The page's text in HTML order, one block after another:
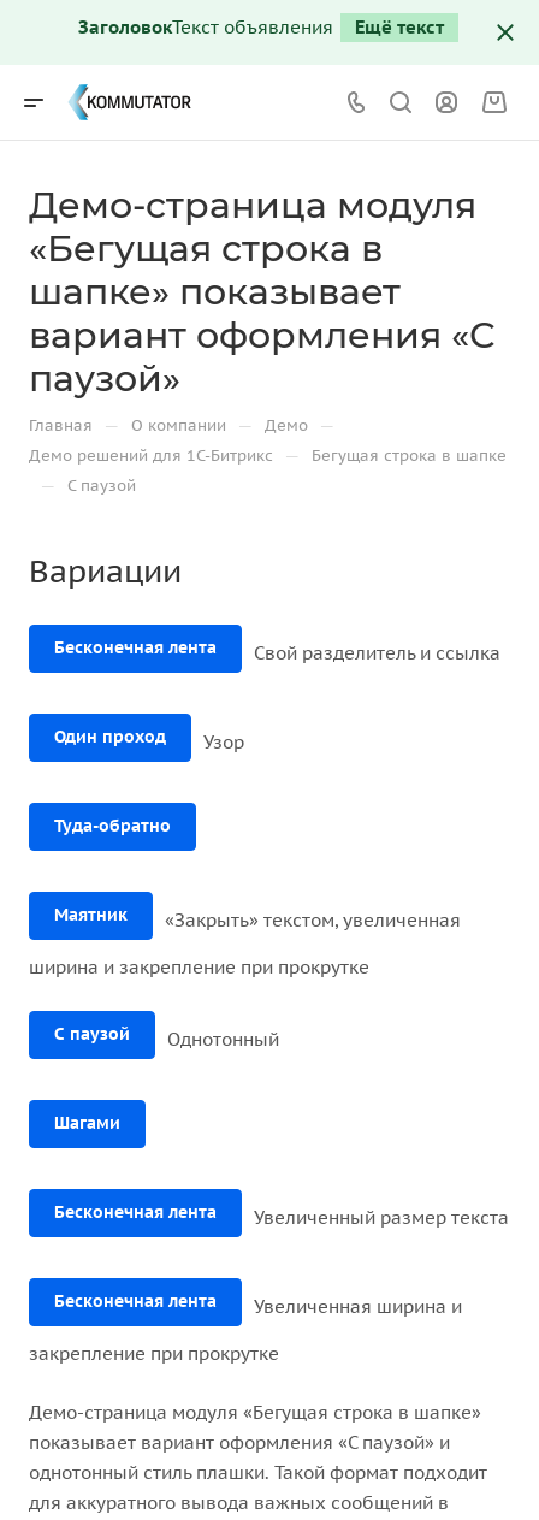
ЗаголовокТекст объявления Ещё текст
Демо-страница модуля
«Бегущая строка в
шапке» показывает
вариант оформления «С
паузой»
Главная — О компании — Демо —
Демо решений для 1С-Битрикс — Бегущая строка в шапке
— С паузой
Вариации
Бесконечная лента Свой разделитель и ссылка
Один проход Узор
Туда-обратно
Маятник «Закрыть» текстом, увеличенная
ширина и закрепление при прокрутке
С паузой Однотонный
Шагами
Бесконечная лента Увеличенный размер текста
Бесконечная лента Увеличенная ширина и
закрепление при прокрутке
Демо-страница модуля «Бегущая строка в шапке»
показывает вариант оформления «С паузой» и
однотонный стиль плашки. Такой формат подходит
для аккуратного вывода важных сообщений в